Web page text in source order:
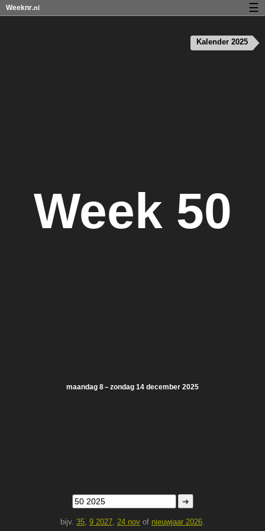
Week 50
maandag 8 – zondag 14 december 2025
➜
bijv. 35, 9 2027, 24 nov of nieuwjaar 2026.
Kalender 2025
Weeknr.nl ☰